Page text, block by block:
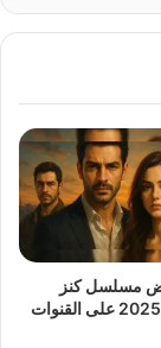
مسلسل كنز
قارون التركي 2025 على القنوات